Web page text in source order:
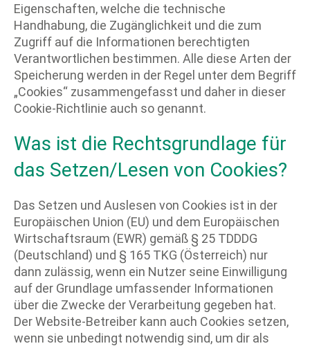
Eigenschaften, welche die technische
Handhabung, die Zugänglichkeit und die zum
Zugriff auf die Informationen berechtigten
Verantwortlichen bestimmen. Alle diese Arten der
Speicherung werden in der Regel unter dem Begriff
„Cookies“ zusammengefasst und daher in dieser
Cookie-Richtlinie auch so genannt.
Was ist die Rechtsgrundlage für
das Setzen/Lesen von Cookies?
Das Setzen und Auslesen von Cookies ist in der
Europäischen Union (EU) und dem Europäischen
Wirtschaftsraum (EWR) gemäß § 25 TDDDG
(Deutschland) und § 165 TKG (Österreich) nur
dann zulässig, wenn ein Nutzer seine Einwilligung
auf der Grundlage umfassender Informationen
über die Zwecke der Verarbeitung gegeben hat.
Der Website-Betreiber kann auch Cookies setzen,
wenn sie unbedingt notwendig sind, um dir als